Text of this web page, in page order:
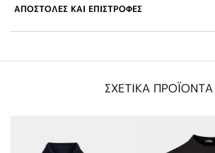
ΑΠΟΣΤΟΛΕΣ ΚΑΙ ΕΠΙΣΤΡΟΦΕΣ
ΣΧΕΤΙΚΑ ΠΡΟΪΟΝΤΑ